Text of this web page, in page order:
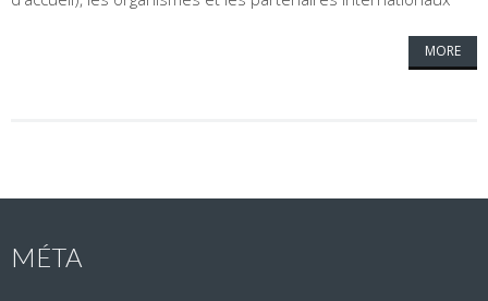
MORE
MÉTA